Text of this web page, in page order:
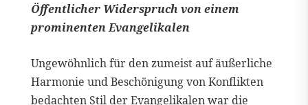
Öffentlicher Widerspruch von einem
prominenten Evangelikalen
Ungewöhnlich für den zumeist auf äußerliche
Harmonie und Beschönigung von Konflikten
bedachten Stil der Evangelikalen war die